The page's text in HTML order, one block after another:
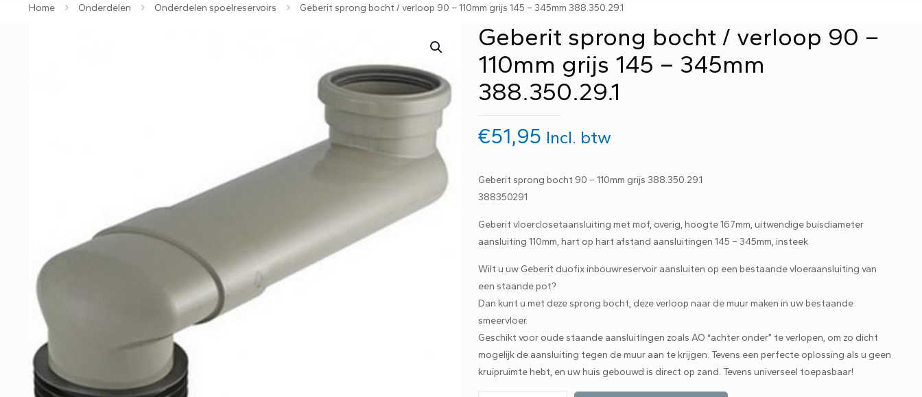
Home Onderdelen Onderdelen spoelreservoirs Geberit sprong bocht / verloop 90 – 110mm grijs 145 – 345mm 388.350.29.1
Geberit sprong bocht / verloop 90 –
110mm grijs 145 – 345mm
388.350.29.1
€51,95 Incl. btw
Geberit sprong bocht 90 – 110mm grijs 388.350.29.1
388350291
Geberit vloerclosetaansluiting met mof, overig, hoogte 167mm, uitwendige buisdiameter
aansluiting 110mm, hart op hart afstand aansluitingen 145 – 345mm, insteek
Wilt u uw Geberit duofix inbouwreservoir aansluiten op een bestaande vloeraansluiting van
een staande pot?
Dan kunt u met deze sprong bocht, deze verloop naar de muur maken in uw bestaande
smeervloer.
Geschikt voor oude staande aansluitingen zoals AO “achter onder” te verlopen, om zo dicht
mogelijk de aansluiting tegen de muur aan te krijgen. Tevens een perfecte oplossing als u geen
kruipruimte hebt, en uw huis gebouwd is direct op zand. Tevens universeel toepasbaar!